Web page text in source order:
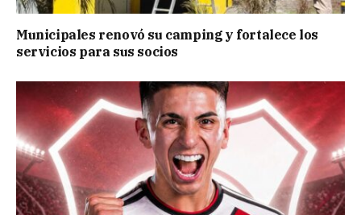
Municipales renovó su camping y fortalece los
servicios para sus socios